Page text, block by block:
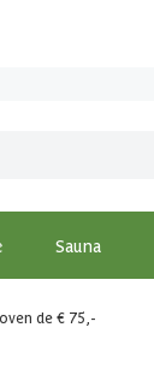
Sauna
de € 75,-